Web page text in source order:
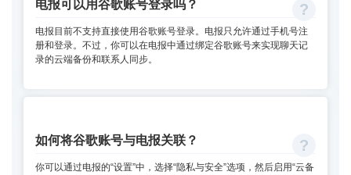
电报可以用谷歌账号登录吗？
电报目前不支持直接使用谷歌账号登录。电报只允许通过手机号注
册和登录。不过，你可以在电报中通过绑定谷歌账号来实现聊天记
录的云端备份和联系人同步。
如何将谷歌账号与电报关联？
你可以通过电报的“设置”中，选择“隐私与安全”选项，然后启用“云备